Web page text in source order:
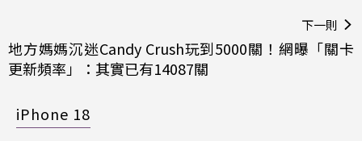
下一則
地方媽媽沉迷Candy Crush玩到5000關！網曝「關卡
更新頻率」：其實已有14087關
iPhone 18